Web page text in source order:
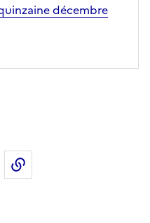
décembre
Twitter)
sur LinkedIn
Partager par email